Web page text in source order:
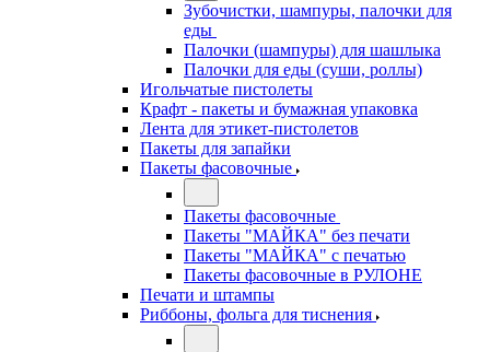
Зубочистки, шампуры, палочки для
еды
Палочки (шампуры) для шашлыка
Палочки для еды (суши, роллы)
Игольчатые пистолеты
Крафт - пакеты и бумажная упаковка
Лента для этикет-пистолетов
Пакеты для запайки
Пакеты фасовочные
Пакеты фасовочные
Пакеты "МАЙКА" без печати
Пакеты "МАЙКА" с печатью
Пакеты фасовочные в РУЛОНЕ
Печати и штампы
Риббоны, фольга для тиснения